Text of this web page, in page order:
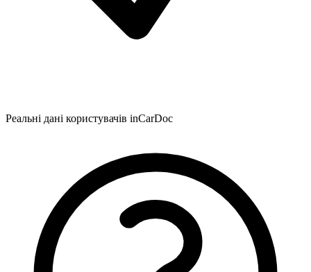
Реальні дані користувачів inCarDoc